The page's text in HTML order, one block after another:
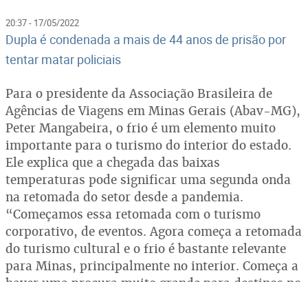
20:37 - 17/05/2022
Dupla é condenada a mais de 44 anos de prisão por
tentar matar policiais
Para o presidente da Associação Brasileira de
Agências de Viagens em Minas Gerais (Abav-MG),
Peter Mangabeira, o frio é um elemento muito
importante para o turismo do interior do estado.
Ele explica que a chegada das baixas
temperaturas pode significar uma segunda onda
na retomada do setor desde a pandemia.
“Começamos essa retomada com o turismo
corporativo, de eventos. Agora começa a retomada
do turismo cultural e o frio é bastante relevante
para Minas, principalmente no interior. Começa a